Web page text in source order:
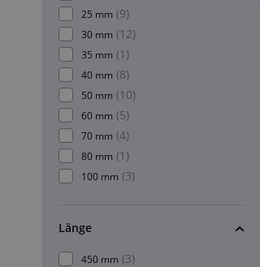
25 mm (9)
30 mm (12)
35 mm (1)
40 mm (8)
50 mm (10)
60 mm (5)
70 mm (4)
80 mm (1)
100 mm (3)
Länge
450 mm (3)